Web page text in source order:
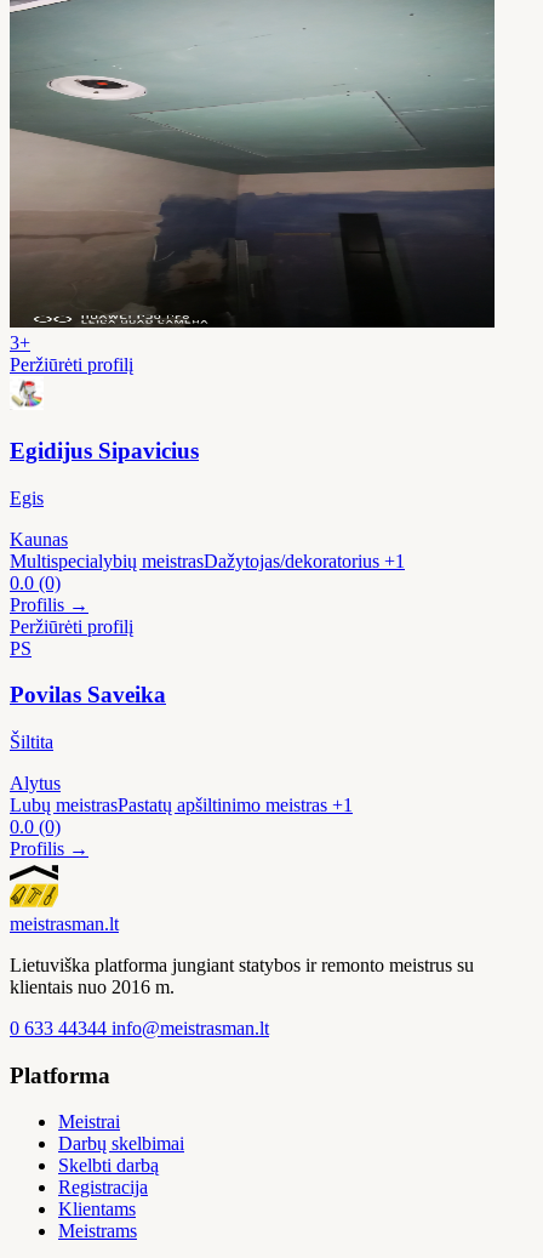
3+
Peržiūrėti profilį
Egidijus Sipavicius
Egis
Kaunas
Multispecialybių meistrasDažytojas/dekoratorius +1
0.0 (0)
Profilis →
Peržiūrėti profilį
PS
Povilas Saveika
Šiltita
Alytus
Lubų meistrasPastatų apšiltinimo meistras +1
0.0 (0)
Profilis →
meistrasman.lt
Lietuviška platforma jungiant statybos ir remonto meistrus su
klientais nuo 2016 m.
0 633 44344 info@meistrasman.lt
Platforma
Meistrai
Darbų skelbimai
Skelbti darbą
Registracija
Klientams
Meistrams